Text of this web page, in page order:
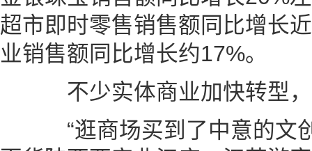
超市即时零售销售额同比增长
业销售额同比增长约17%。
不少实体商业加快转型，
“逛商场买到了中意的文